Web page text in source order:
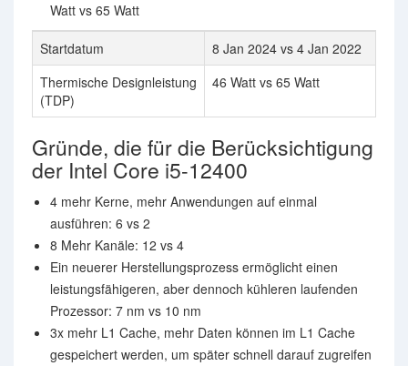
Watt vs 65 Watt
Startdatum
8 Jan 2024 vs 4 Jan 2022
Thermische Designleistung
(TDP)
46 Watt vs 65 Watt
Gründe, die für die Berücksichtigung
der Intel Core i5-12400
4 mehr Kerne, mehr Anwendungen auf einmal
ausführen: 6 vs 2
8 Mehr Kanäle: 12 vs 4
Ein neuerer Herstellungsprozess ermöglicht einen
leistungsfähigeren, aber dennoch kühleren laufenden
Prozessor: 7 nm vs 10 nm
3x mehr L1 Cache, mehr Daten können im L1 Cache
gespeichert werden, um später schnell darauf zugreifen